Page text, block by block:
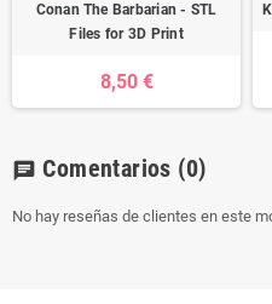
Conan The Barbarian - STL
Files for 3D Print
8,50 €
chat Comentarios (0)
No hay reseñas de clientes en este